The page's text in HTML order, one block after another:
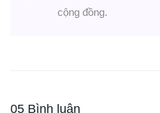
cộng đồng.
05 Bình luận